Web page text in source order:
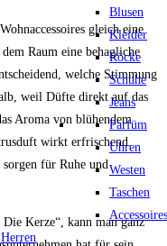
Blusen
Kleider
Röcke
Schuhe
Jeans
Parfüm
Uhren
Westen
Taschen
Accessoires
Herren
gleich eine
Raum eine behagliche
welche Stimmung
weil Düfte direkt auf das
Aroma von blühendem
wirkt erfrischend.
für Ruhe und
Kerze“, kann man ganz